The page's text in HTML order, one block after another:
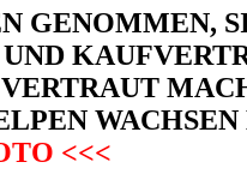
GENOMMEN,
<<<